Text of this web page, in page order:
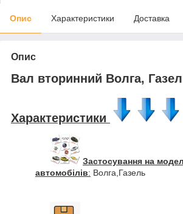
Опис Характеристики Доставка
Опис
Вал вторинний Волга,
Характеристики
Застосування на
автомобілів: Волга,Газель